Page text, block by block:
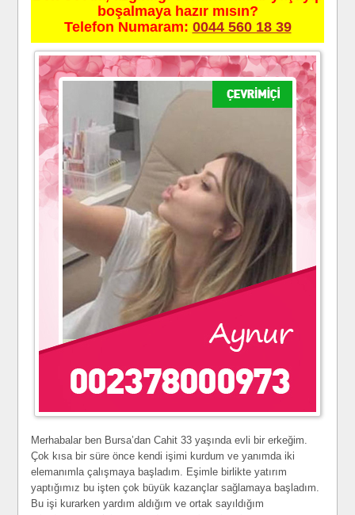
boşalmaya hazır mısın?
Telefon Numaram: 0044 560 18 39
Merhabalar ben Bursa’dan Cahit 33 yaşında evli bir erkeğim.
Çok kısa bir süre önce kendi işimi kurdum ve yanımda iki
elemanımla çalışmaya başladım. Eşimle birlikte yatırım
yaptığımız bu işten çok büyük kazançlar sağlamaya başladım.
Bu işi kurarken yardım aldığım ve ortak sayıldığım